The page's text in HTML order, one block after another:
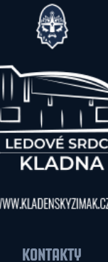
KONTAKTY